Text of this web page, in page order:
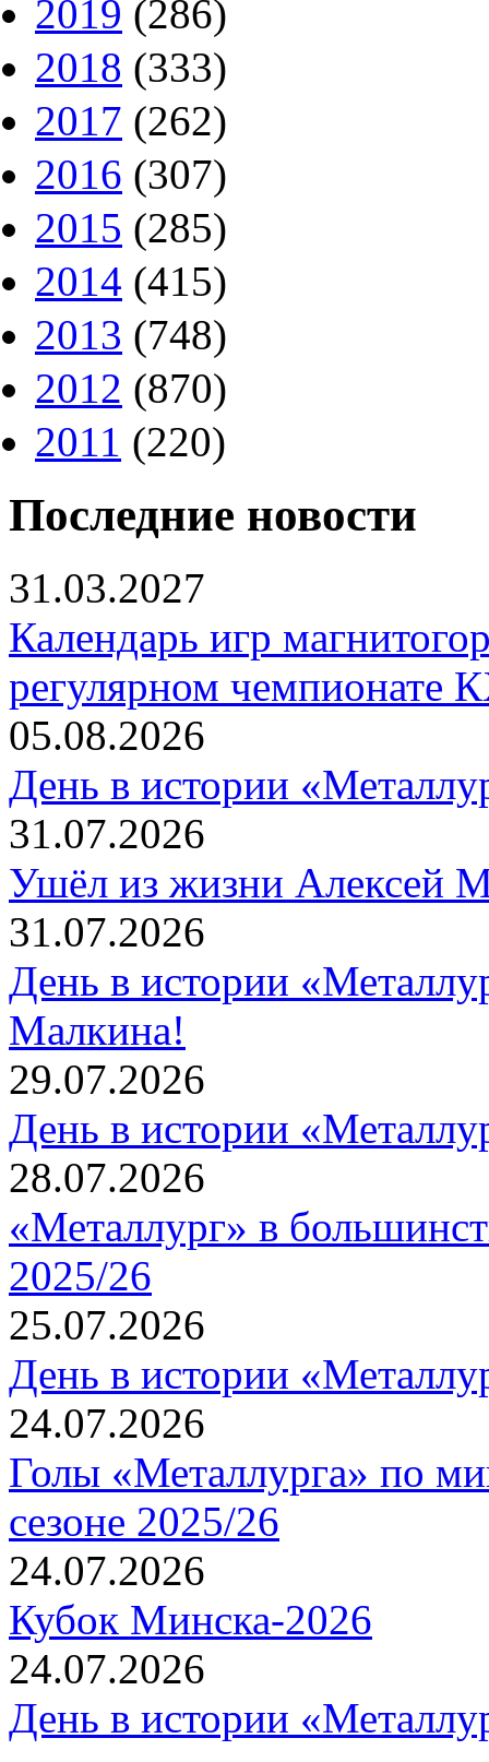
2019 (286)
2018 (333)
2017 (262)
2016 (307)
2015 (285)
2014 (415)
2013 (748)
2012 (870)
2011 (220)
Последние новости
31.03.2027
Календарь игр
регулярном чемпионате
05.08.2026
День в истории
31.07.2026
Ушёл из жизни Алексей
31.07.2026
День в истории
Малкина!
29.07.2026
День в истории
28.07.2026
«Металлург» в
2025/26
25.07.2026
День в истории
24.07.2026
Голы «Металлурга» по
сезоне 2025/26
24.07.2026
Кубок Минска-2026
24.07.2026
День в истории